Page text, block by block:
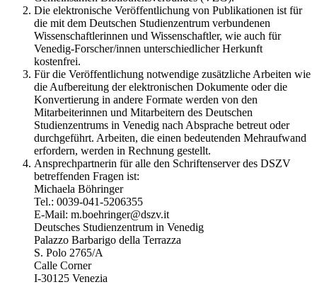
Die elektronische Veröffentlichung von Publikationen ist für
die mit dem Deutschen Studienzentrum verbundenen
Wissenschaftlerinnen und Wissenschaftler, wie auch für
Venedig-Forscher/innen unterschiedlicher Herkunft
kostenfrei.
Für die Veröffentlichung notwendige zusätzliche Arbeiten wie
die Aufbereitung der elektronischen Dokumente oder die
Konvertierung in andere Formate werden von den
Mitarbeiterinnen und Mitarbeitern des Deutschen
Studienzentrums in Venedig nach Absprache betreut oder
durchgeführt. Arbeiten, die einen bedeutenden Mehraufwand
erfordern, werden in Rechnung gestellt.
Ansprechpartnerin für alle den Schriftenserver des DSZV
betreffenden Fragen ist:
Michaela Böhringer
Tel.: 0039-041-5206355
E-Mail: m.boehringer@dszv.it
Deutsches Studienzentrum in Venedig
Palazzo Barbarigo della Terrazza
S. Polo 2765/A
Calle Corner
I-30125 Venezia